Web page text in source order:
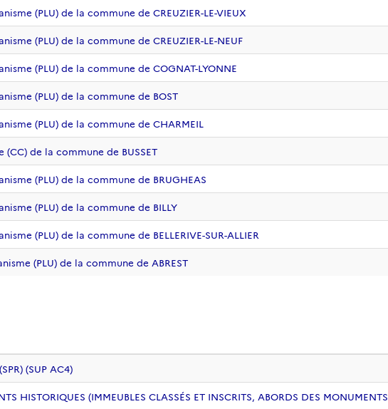
(PLU) de la commune de CREUZIER-LE-VIEUX
(PLU) de la commune de CREUZIER-LE-NEUF
(PLU) de la commune de COGNAT-LYONNE
(PLU) de la commune de BOST
(PLU) de la commune de CHARMEIL
(CC) de la commune de BUSSET
(PLU) de la commune de BRUGHEAS
(PLU) de la commune de BILLY
(PLU) de la commune de BELLERIVE-SUR-ALLIER
(PLU) de la commune de ABREST
(SUP AC4)
HISTORIQUES (IMMEUBLES CLASSÉS ET INSCRITS, ABORDS DES MONUMENTS